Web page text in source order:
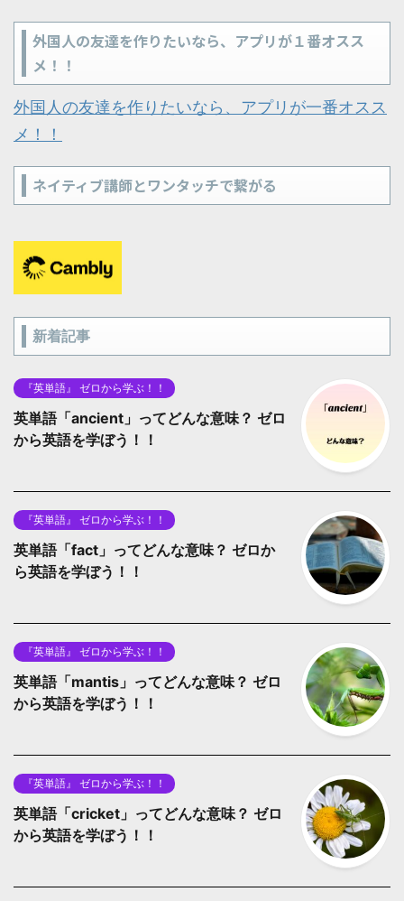
外国人の友達を作りたいなら、アプリが１番オスス
メ！！
外国人の友達を作りたいなら、アプリが一番オスス
メ！！
ネイティブ講師とワンタッチで繋がる
新着記事
『英単語』 ゼロから学ぶ！！
英単語「ancient」ってどんな意味？ ゼロ
から英語を学ぼう！！
『英単語』 ゼロから学ぶ！！
英単語「fact」ってどんな意味？ ゼロか
ら英語を学ぼう！！
『英単語』 ゼロから学ぶ！！
英単語「mantis」ってどんな意味？ ゼロ
から英語を学ぼう！！
『英単語』 ゼロから学ぶ！！
英単語「cricket」ってどんな意味？ ゼロ
から英語を学ぼう！！